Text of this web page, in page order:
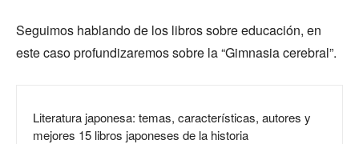
Seguimos hablando de los libros sobre educación, en
este caso profundizaremos sobre la “Gimnasia cerebral”.
Literatura japonesa: temas, características, autores y
mejores 15 libros japoneses de la historia